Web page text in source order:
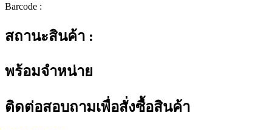
Barcode :
สถานะสินค้า :
พร้อมจำหน่าย
ติดต่อสอบถามเพื่อสั่งซื้อสินค้า